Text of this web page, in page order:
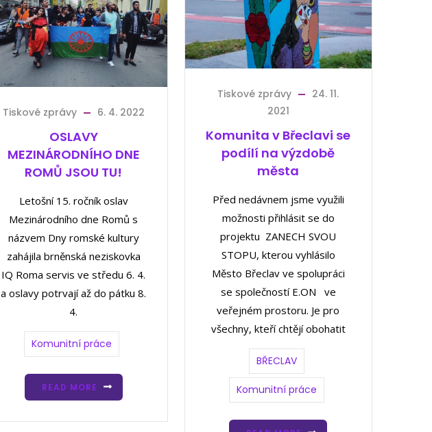
Tiskové zprávy 6. 4. 2022
OSLAVY
MEZINÁRODNÍHO DNE
ROMŮ JSOU TU!
Letošní 15. ročník oslav
Mezinárodního dne Romů s
názvem Dny romské kultury
zahájila brněnská neziskovka
IQ Roma servis ve středu 6. 4.
a oslavy potrvají až do pátku 8.
4.
Komunitní práce
READ MORE
Tiskové zprávy
24. 11.
2021
Komunita v Břeclavi se
podílí na výzdobě
města
Před nedávnem jsme využili
možnosti přihlásit se do
projektu ZANECH SVOU
STOPU, kterou vyhlásilo
Město Břeclav ve spolupráci
se společností E.ON ve
veřejném prostoru. Je pro
všechny, kteří chtějí obohatit
BŘECLAV
Komunitní práce